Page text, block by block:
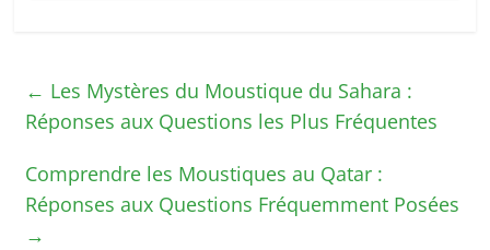
← Les Mystères du Moustique du Sahara :
Réponses aux Questions les Plus Fréquentes
Comprendre les Moustiques au Qatar :
Réponses aux Questions Fréquemment Posées
→